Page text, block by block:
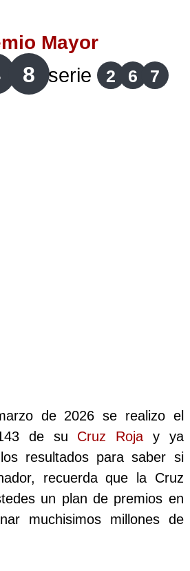
Mayor
8 serie 2 6 7
de 2026 se realizo el
de su Cruz Roja y ya
resultados para saber si
recuerda que la Cruz
un plan de premios en
muchisimos millones de